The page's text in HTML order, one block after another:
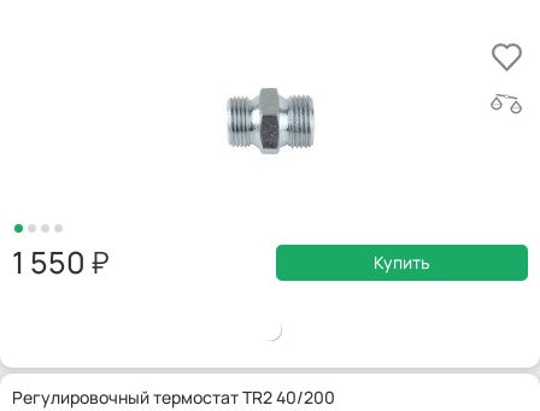
1 550 Купить
Регулировочный термостат TR2 40/200